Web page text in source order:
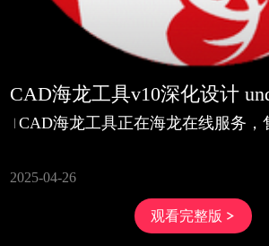
CAD海龙工具v10深化设计
CAD海龙工具正在海龙在线服务，
2025-04-26
观看完整版